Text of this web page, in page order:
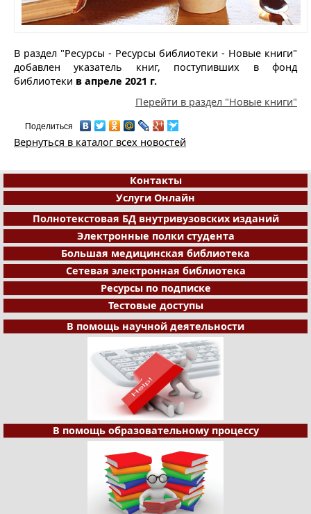
В раздел "Ресурсы - Ресурсы библиотеки - Новые книги"
добавлен указатель книг, поступивших в фонд
библиотеки в апреле 2021 г.
Перейти в раздел "Новые книги"
Поделиться
Вернуться в каталог всех новостей
Контакты
Услуги Онлайн
Полнотекстовая БД внутривузовских изданий
Электронные полки студента
Большая медицинская библиотека
Сетевая электронная библиотека
Ресурсы по подписке
Тестовые доступы
В помощь научной деятельности
В помощь образовательному процессу